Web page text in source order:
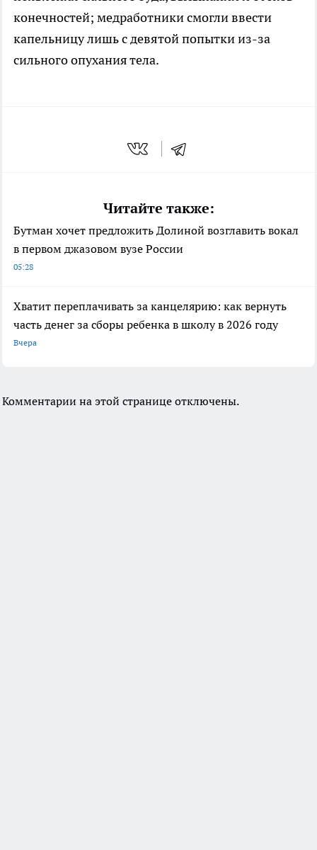
конечностей; медработники смогли ввести
капельницу лишь с девятой попытки из-за
сильного опухания тела.
Читайте также:
Бутман хочет предложить Долиной возглавить вокал
в первом джазовом вузе России
05:28
Хватит переплачивать за канцелярию: как вернуть
часть денег за сборы ребенка в школу в 2026 году
Вчера
Комментарии на этой странице отключены.